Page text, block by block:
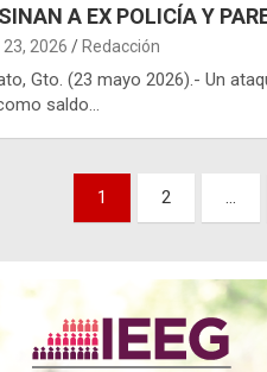
A EX POLICÍA Y
2026 Redacción
Gto. (23 mayo 2026).- Un
saldo…
1 2 …